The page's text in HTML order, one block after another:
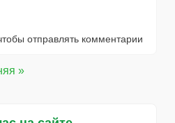
отправлять комментарии
»